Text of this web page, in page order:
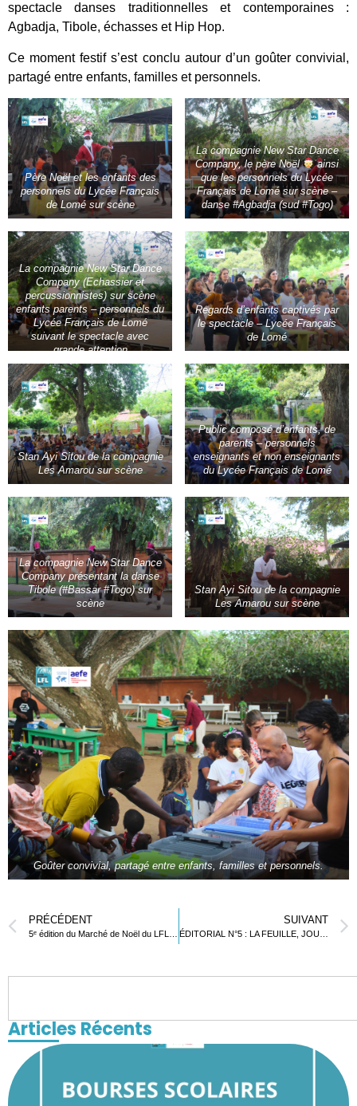
spectacle danses traditionnelles et contemporaines :
Agbadja, Tibole, échasses et Hip Hop.
Ce moment festif s’est conclu autour d’un goûter convivial,
partagé entre enfants, familles et personnels.
Père Noël et les enfants des
personnels du Lycée Français
de Lomé sur scène
La compagnie New Star Dance
Company, le père Noël
ainsi
que les personnels du Lycée
Français de Lomé sur scène –
danse #Agbadja (sud #Togo)
La compagnie New Star Dance
Company (Echassier et
percussionnistes) sur scène
enfants parents – personnels du
Lycée Français de Lomé
suivant le spectacle avec
grande attention
Regards d’enfants captivés par
le spectacle – Lycée Français
de Lomé
Stan Ayi Sitou de la compagnie
Les Amarou sur scène
Public composé d’enfants, de
parents – personnels
enseignants et non enseignants
du Lycée Français de Lomé
La compagnie New Star Dance
Company présentant la danse
Tibole (#Bassar #Togo) sur
scène
Stan Ayi Sitou de la compagnie
Les Amarou sur scène
Goûter convivial, partagé entre enfants, familles et personnels.
PRÉCÉDENT SUIVANT
ÉDITORIAL N°5 : LA FEUILLE, JOURNAL DU LYCÉE FRANÇAIS DE LOMÉ
Articles Récents